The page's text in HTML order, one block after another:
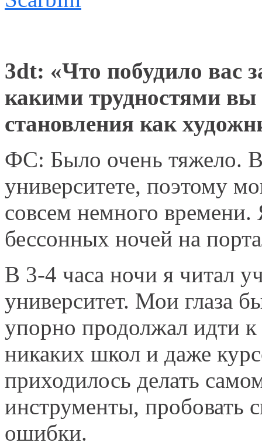
3dt: «Что побудило вас
какими трудностями вы
становления как
ФС: Было очень тяжело.
университете, поэтому
совсем немного
бессонных ночей на
В 3-4 часа ночи я читал
университет. Мои глаза
упорно продолжал идти к
никаких школ и даже
приходилось делать
инструменты, пробовать
ошибки.